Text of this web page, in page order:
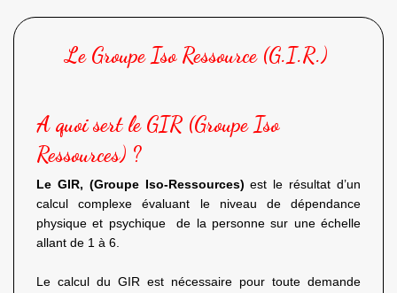
Le Groupe Iso Ressource (G.I.R.)
A quoi sert le GIR (Groupe Iso
Ressources) ?
Le GIR, (Groupe Iso-Ressources) est le résultat d’un
calcul complexe évaluant le niveau de dépendance
physique et psychique de la personne sur une échelle
allant de 1 à 6.
Le calcul du GIR est nécessaire pour toute demande